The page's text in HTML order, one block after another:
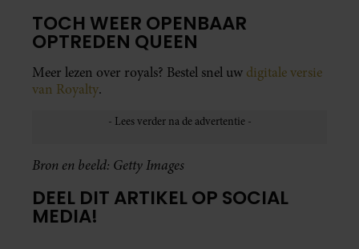
TOCH WEER OPENBAAR
OPTREDEN QUEEN
Meer lezen over royals? Bestel snel uw digitale versie
van Royalty.
Bron en beeld: Getty Images
DEEL DIT ARTIKEL OP SOCIAL
MEDIA!